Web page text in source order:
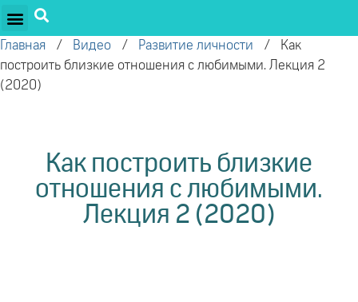
Главная / Видео / Развитие личности /
Как
построить близкие отношения с любимыми. Лекция 2
(2020)
Как построить близкие
отношения с любимыми.
Лекция 2 (2020)